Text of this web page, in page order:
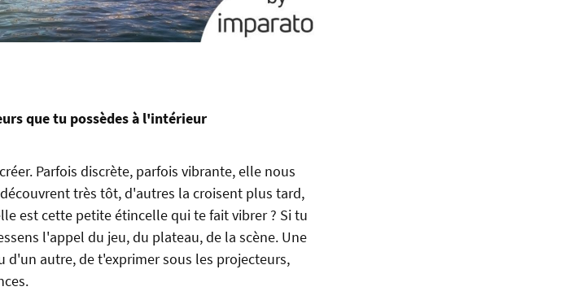
que tu possèdes à l'intérieur
Parfois discrète, parfois vibrante, elle nous
très tôt, d'autres la croisent plus tard,
est cette petite étincelle qui te fait vibrer ? Si tu
l'appel du jeu, du plateau, de la scène. Une
d'un autre, de t'exprimer sous les projecteurs,